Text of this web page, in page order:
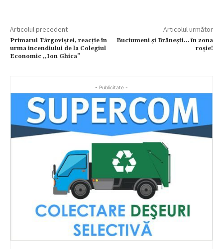
Articolul precedent
Primarul Târgoviștei, reacție în
urma incendiului de la Colegiul
Economic ,,Ion Ghica’’
Articolul următor
Buciumeni și Brănești… în zona
roșie!
- Publicitate -